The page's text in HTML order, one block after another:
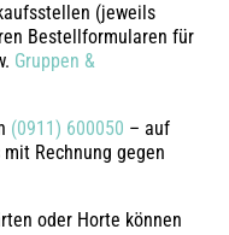
(jeweils
Bestellformularen für
Gruppen &
(0911) 600050 – auf
Rechnung gegen
oder Horte können